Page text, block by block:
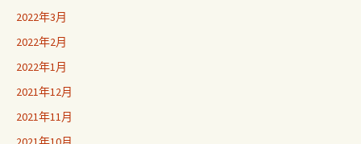
2022年3月
2022年2月
2022年1月
2021年12月
2021年11月